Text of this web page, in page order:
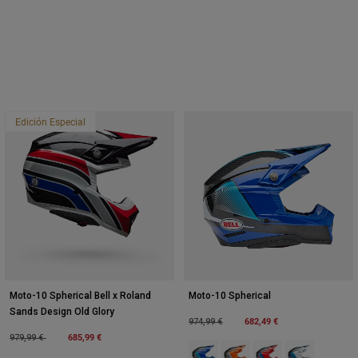
Edición Especial
Moto-10 Spherical Bell x Roland
Sands Design Old Glory
Price reduced from
979,99 €to 685,99 €
Moto-10 Spherical
Price reduced from
974,99 €to 682,49 €
Product swatch type of Azul/
Product swatch type of
Product swatch
Product